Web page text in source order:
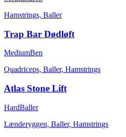
Hamstrings, Baller
Trap Bar Dødløft
MediumBen
Quadriceps, Baller, Hamstrings
Atlas Stone Lift
HardBaller
Lænderyggen, Baller, Hamstrings